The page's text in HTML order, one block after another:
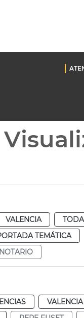
VALENCIA
TEMÁTICA
VALENCIA